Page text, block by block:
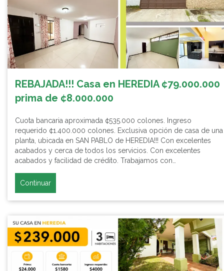
REBAJADA!!! Casa en HEREDIA ¢79.000.000
prima de ¢8.000.000
Cuota bancaria aproximada ¢535.000 colones. Ingreso
requerido ¢1.400.000 colones. Exclusiva opción de casa de una
planta, ubicada en SAN PABLO de HEREDIA!!! Con excelentes
acabados y cerca de todos los servicios. Con excelentes
acabados y facilidad de crédito. Trabajamos con…
Continuar